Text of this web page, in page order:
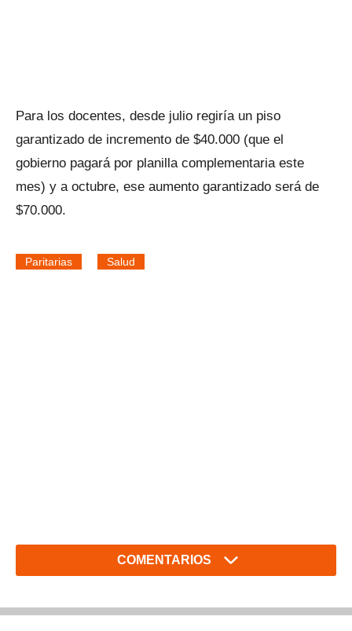
Para los docentes, desde julio regiría un piso
garantizado de incremento de $40.000 (que el
gobierno pagará por planilla complementaria este
mes) y a octubre, ese aumento garantizado será de
$70.000.
Paritarias Salud
COMENTARIOS